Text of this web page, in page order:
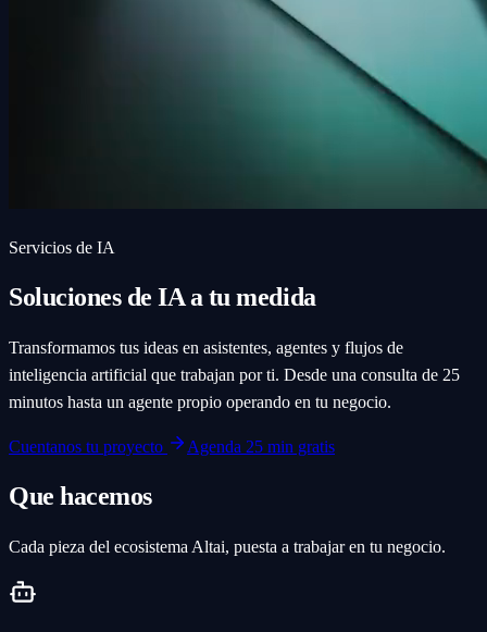
Servicios de IA
Soluciones de IA a tu medida
Transformamos tus ideas en asistentes, agentes y flujos de
inteligencia artificial que trabajan por ti. Desde una consulta de 25
minutos hasta un agente propio operando en tu negocio.
Cuentanos tu proyecto Agenda 25 min gratis
Que hacemos
Cada pieza del ecosistema Altai, puesta a trabajar en tu negocio.